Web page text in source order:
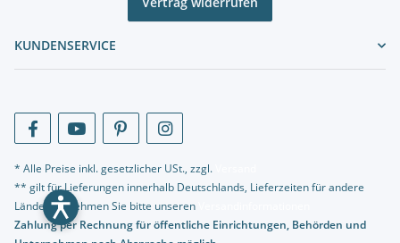
KUNDENSERVICE
* Alle Preise inkl. gesetzlicher USt., zzgl.
** gilt für Lieferungen innerhalb Deutschlands, Lieferzeiten für andere
Länder entnehmen Sie bitte unseren
Zahlung per Rechnung für öffentliche Einrichtungen, Behörden und